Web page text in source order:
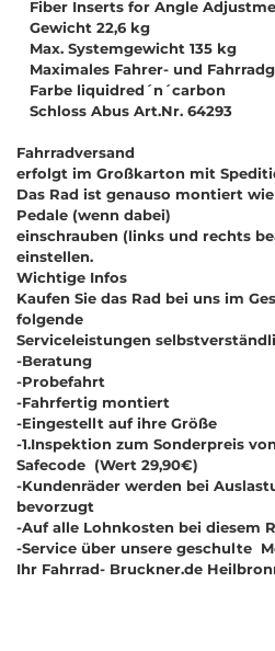
Fiber Inserts for Angle
Gewicht 22,6 kg
Max. Systemgewicht 135 kg
Maximales Fahrer- und
Farbe liquidred´n´carbon
Schloss Abus Art.Nr. 64293
Fahrradversand
erfolgt im Großkarton mit
Das Rad ist genauso montiert
Pedale (wenn dabei)
einschrauben (links und rechts
einstellen.
Wichtige Infos
Kaufen Sie das Rad bei uns im
folgende
Serviceleistungen
-Beratung
-Probefahrt
-Fahrfertig montiert
-Eingestellt auf ihre Größe
-1.Inspektion zum Sonderpreis
Safecode (Wert 29,90€)
-Kundenräder werden bei
bevorzugt
-Auf alle Lohnkosten bei diesem
-Service über unsere geschulte
Ihr Fahrrad- Bruckner.de